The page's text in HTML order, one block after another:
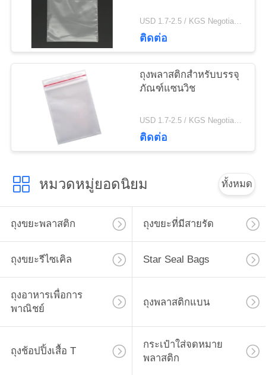
USD 1.7-2.5 / KGS Negotiable MOQ:1000 กก
ติดต่อ
ถุงพลาสติกสำหรับบรรจุ
ภัณฑ์แซนวิช
USD 1.7-2.5 / KGS Negotiable MOQ:1000 กก
ติดต่อ
หมวดหมู่ยอดนิยม ทั้งหมด
ถุงขยะพลาสติก ถุงขยะที่มีสายรัด
ถุงขยะรีไซเคิล Star Seal Bags
ถุงอาหารเพื่อการ
พาณิชย์
ถุงพลาสติกแบน
ถุงช้อปปิ้งเสื้อ T
กระเป๋าใส่จดหมาย
พลาสติก